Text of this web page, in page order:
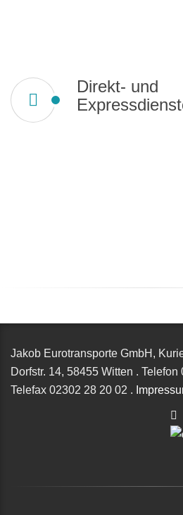
Direkt- und
Jakob Eurotransporte GmbH,
Dorfstr. 14, 58455 Witten . Telefon
Telefax 02302 28 20 02 .